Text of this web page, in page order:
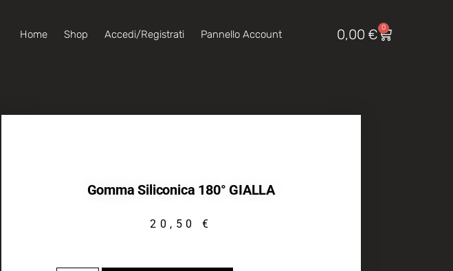
Home Shop Accedi/Registrati Pannello Account 0,00 € 0
Gomma Siliconica 180° GIALLA
20,50 €